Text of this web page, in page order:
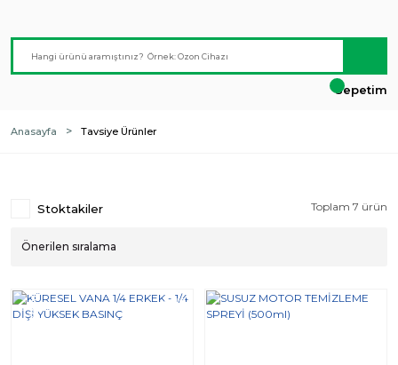
Sepetim
Anasayfa Tavsiye Ürünler
Stoktakiler Toplam 7 ürün
Yeni %10